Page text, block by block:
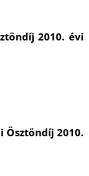
2010. évi
Ösztöndíj 2010.